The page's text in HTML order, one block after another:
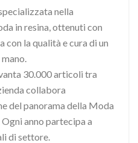
nella
in resina, ottenuti con
la qualità e cura di un
30.000 articoli tra
collabora
del panorama della Moda
anno partecipa a
di settore.